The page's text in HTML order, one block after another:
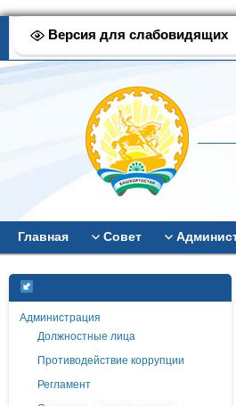
Версия для слабовидящих
Главная Совет
Администрация
Должностные лица
Противодействие коррупции
Регламент